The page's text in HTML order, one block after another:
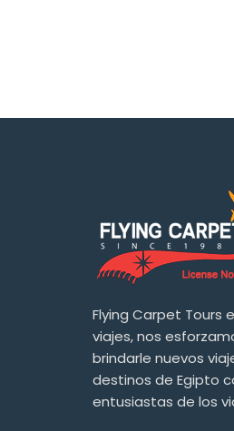
Flying Carpet Tours
viajes, nos
brindarle nuevos
destinos de Egipto
entusiastas de los